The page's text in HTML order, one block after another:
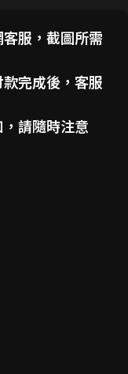
服，截圖所需
完成後，客服
請隨時注意